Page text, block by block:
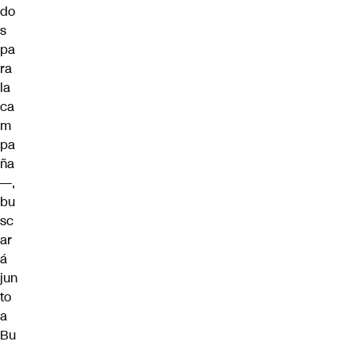
do
s
pa
ra
la
ca
m
pa
ña
—,
bu
sc
ar
á
jun
to
a
Bu